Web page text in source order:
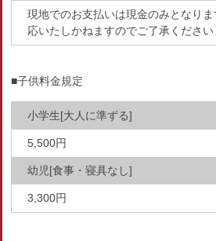
現地でのお支払いは現金のみとなり
応いたしかねますのでご了承ください
■子供料金規定
小学生[大人に準ずる]
5,500円
幼児[食事・寝具なし]
3,300円